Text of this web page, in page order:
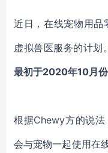
近日， 在线宠物用品
虚拟兽医服务的计划
最初于2020年10月份
根据Chewy方的说
会与宠物一起使用在